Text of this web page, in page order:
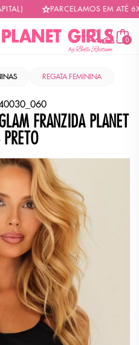
PARCELAMOS EM ATÉ 6X
0
REGATA FEMININA
FRANZIDA PLANET